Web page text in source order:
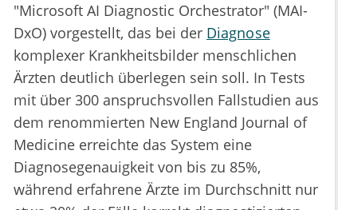
"Microsoft AI Diagnostic Orchestrator" (MAI-
DxO) vorgestellt, das bei der Diagnose
komplexer Krankheitsbilder menschlichen
Ärzten deutlich überlegen sein soll. In Tests
mit über 300 anspruchsvollen Fallstudien aus
dem renommierten New England Journal of
Medicine erreichte das System eine
Diagnosegenauigkeit von bis zu 85%,
während erfahrene Ärzte im Durchschnitt nur